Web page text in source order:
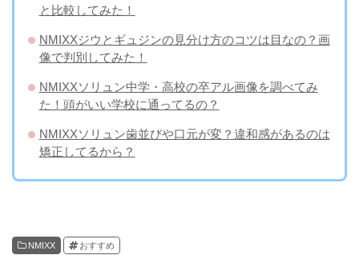
と比較してみた！
NMIXXジウとギュジンの見分け方のコツは目なの？画
像で判別してみた！
NMIXXソリュン中学・高校の卒アル画像を調べてみ
た！頭がいい学校に通ってるの？
NMIXXソリュン歯並びや口元が変？違和感があるのは
矯正してるから？
NMIXX おすすめ